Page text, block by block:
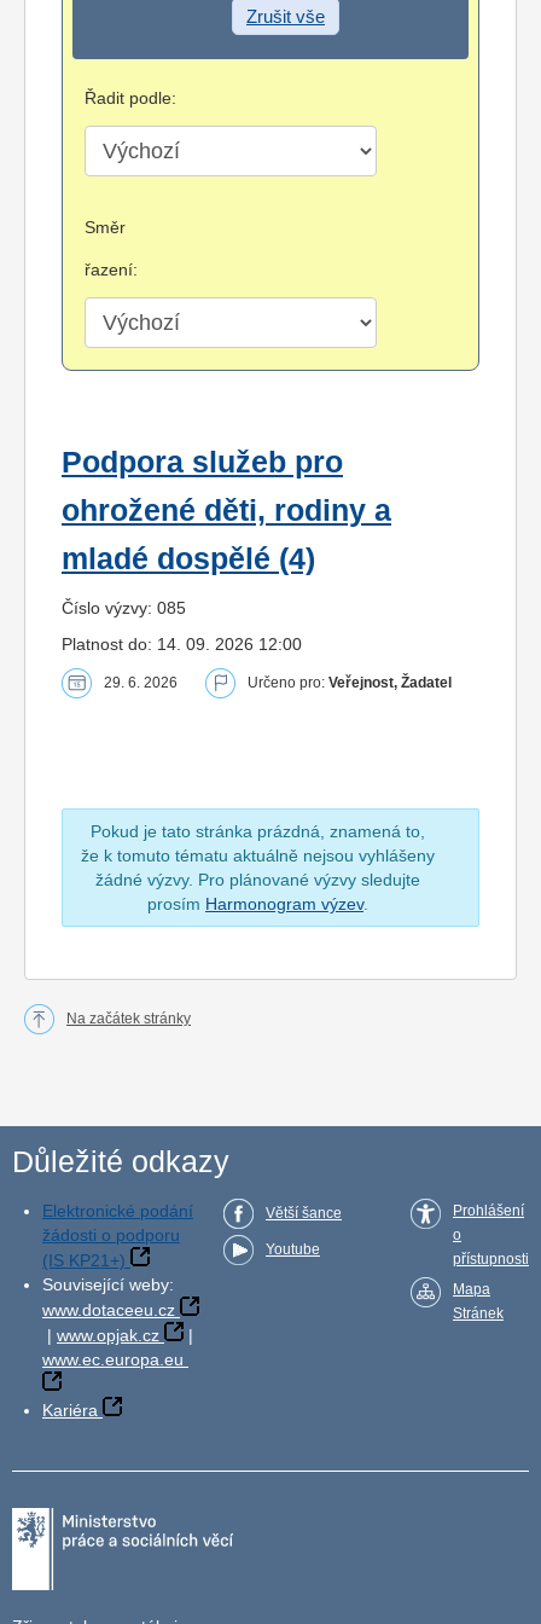
Zrušit vše
Řadit podle:
Směr
řazení:
Podpora služeb pro
ohrožené děti, rodiny a
mladé dospělé (4)
Číslo výzvy: 085
Platnost do: 14. 09. 2026 12:00
29. 6. 2026 Určeno pro: Veřejnost, Žadatel
Pokud je tato stránka prázdná, znamená to,
že k tomuto tématu aktuálně nejsou vyhlášeny
žádné výzvy. Pro plánované výzvy sledujte
prosím Harmonogram výzev.
Na začátek stránky
Důležité odkazy
Elektronické podání
žádosti o podporu
(IS KP21+)
Související weby:
www.dotaceeu.cz
| www.opjak.cz
|
www.ec.europa.eu
Kariéra
Větší šance
Youtube
Prohlášení
o
přístupnosti
Mapa
Stránek